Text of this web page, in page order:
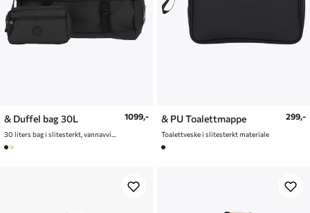
& Duffel bag 30L
30 liters bag i slitesterkt, vannavvisende materiale
1099,- & PU Toalettmappe
Toalettveske i slitesterkt materiale
299,-